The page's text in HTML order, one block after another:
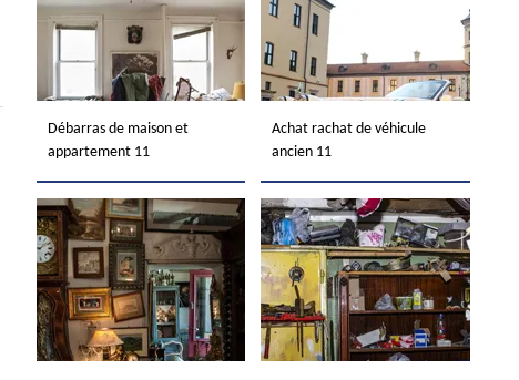
Débarras de maison et
appartement 11
Achat rachat de véhicule
ancien 11